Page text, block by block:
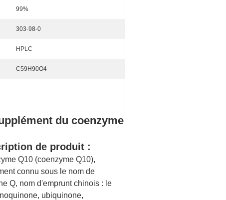
99%
303-98-0
HPLC
C59H90O4
du coenzyme
de produit :
Q10 (coenzyme Q10),
connu sous le nom de
Q, nom d'emprunt chinois : le
ubiquinone,